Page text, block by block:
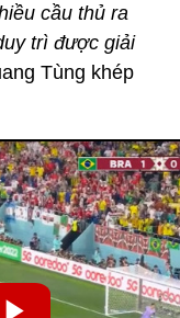
cầu thủ ra
trì được giải
Tùng khép